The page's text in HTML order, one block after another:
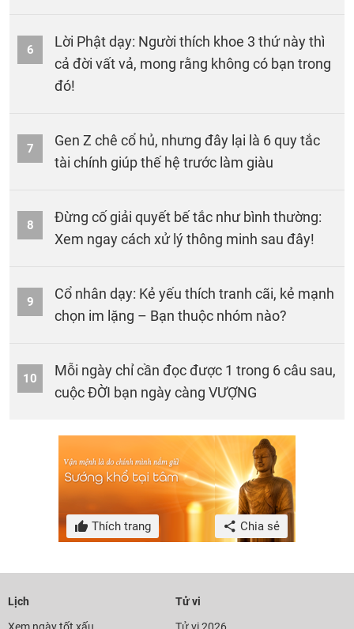
6
Lời Phật dạy: Người thích khoe 3 thứ này thì
cả đời vất vả, mong rằng không có bạn trong
đó!
7
Gen Z chê cổ hủ, nhưng đây lại là 6 quy tắc
tài chính giúp thế hệ trước làm giàu
8
Đừng cố giải quyết bế tắc như bình thường:
Xem ngay cách xử lý thông minh sau đây!
9
Cổ nhân dạy: Kẻ yếu thích tranh cãi, kẻ mạnh
chọn im lặng – Bạn thuộc nhóm nào?
10
Mỗi ngày chỉ cần đọc được 1 trong 6 câu sau,
cuộc ĐỜI bạn ngày càng VƯỢNG
Thích trang Chia sẻ
Lịch
Tử vi